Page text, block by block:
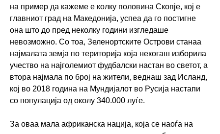
на пример да кажеме е колку половина Скопје, кој е
главниот град на Македонија, успеа да го постигне
она што до пред неколку години изгледаше
невозможно. Со тоа, Зеленортските Острови станаа
најмалата земја по територија која некогаш изборила
учество на најголемиот фудбалски настан во светот, а
втора најмала по број на жители, веднаш зад Исланд,
кој во 2018 година на Мундијалот во Русија настапи
со популација од околу 340.000 луѓе.
За оваа мала африканска нација, која се наоѓа на